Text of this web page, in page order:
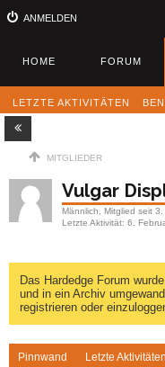
ANMELDEN
HOME FORUM
LETZTE AKTIVITÄTEN
MITGLIEDER
Vulgar
Männlich
Mitglied seit
Letzte Aktivität 6.
Das Hardedge Forum
und in ein Archiv
registrieren oder
Pinnwand Letzte Aktivitäten